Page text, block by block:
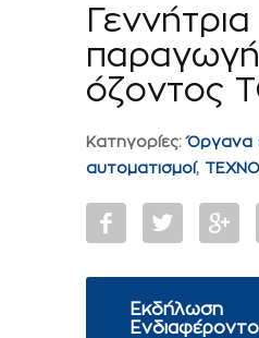
Γεννήτρια
όζοντος
Κατηγορίες:Όργανα
αυτοματισμοί,
Εκδήλωση